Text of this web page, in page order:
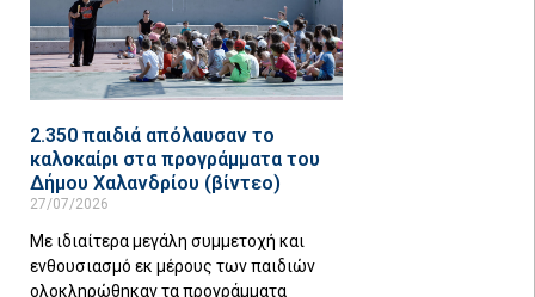
2.350 παιδιά απόλαυσαν το
καλοκαίρι στα προγράμματα του
Δήμου Χαλανδρίου (βίντεο)
27/07/2026
Με ιδιαίτερα μεγάλη συμμετοχή και
ενθουσιασμό εκ μέρους των παιδιών
ολοκληρώθηκαν τα προγράμματα